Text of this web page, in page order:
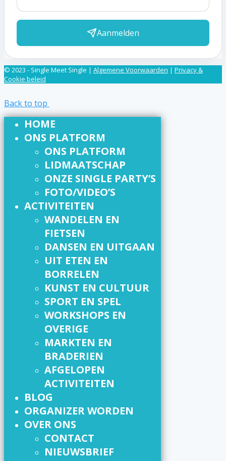
Aanmelden
© 2023 - Single Meet Single | Algemene Voorwaarden | Privacy &
Cookie beleid
Back to top
HOME
ONS PLATFORM
ONS PLATFORM
LIDMAATSCHAP
ONZE SINGLE PARTY’S
FOTO/VIDEO’S
ACTIVITEITEN
WANDELEN EN
FIETSEN
DANSEN EN UITGAAN
UIT ETEN EN
BORRELEN
KUNST EN CULTUUR
SPORT EN SPEL
WORKSHOPS EN
OVERIGE
MARKTEN EN
BRADERIEN
AFGELOPEN
ACTIVITEITEN
BLOG
ORGANIZER WORDEN
OVER ONS
CONTACT
NIEUWSBRIEF